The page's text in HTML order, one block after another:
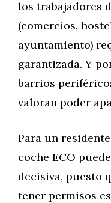
los trabajadores
(comercios,
ayuntamiento)
garantizada. Y
barrios
valoran poder
Para un
coche ECO
decisiva, puesto
tener permisos